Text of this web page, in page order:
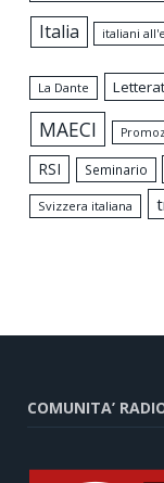
Italia italiani
La Dante
MAECI
RSI
Seminario
Svizzera italiana
COMUNITA’